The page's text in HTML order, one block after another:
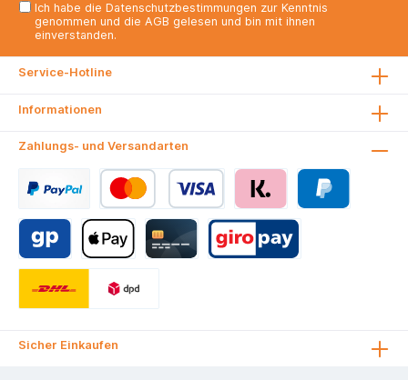
Ich habe die Datenschutzbestimmungen zur Kenntnis
genommen und die AGB gelesen und bin mit ihnen
einverstanden.
Service-Hotline
Informationen
Zahlungs- und Versandarten
Sicher Einkaufen